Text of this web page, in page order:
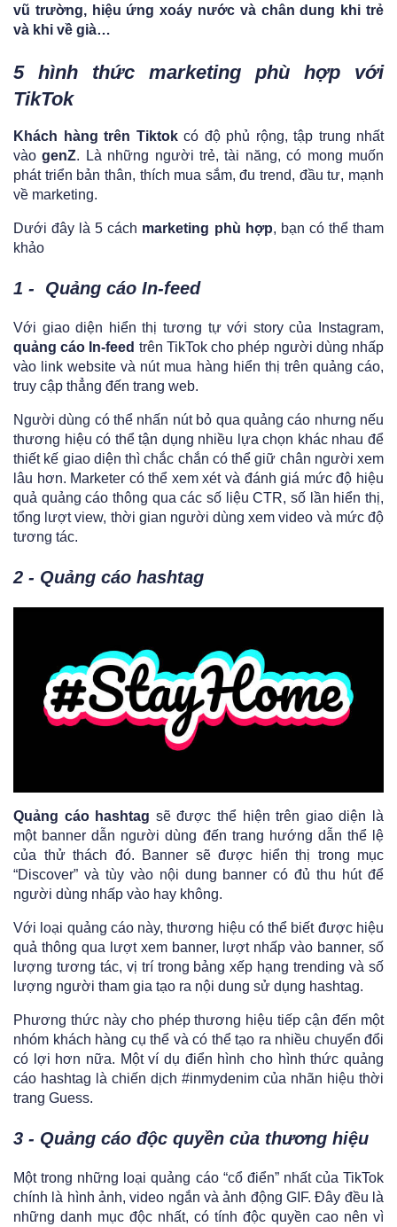
vũ trường, hiệu ứng xoáy nước và chân dung khi trẻ
và khi về già…
5 hình thức marketing phù hợp với
TikTok
Khách hàng trên Tiktokcó độ phủ rộng, tập trung nhất
vào genZ. Là những người trẻ, tài năng, có mong muốn
phát triển bản thân, thích mua sắm, đu trend, đầu tư, mạnh
về marketing.
Dưới đây là 5 cách marketing phù hợp, bạn có thể tham
khảo
1 - Quảng cáo In-feed
Với giao diện hiển thị tương tự với story của Instagram,
quảng cáo In-feed trên TikTok cho phép người dùng nhấp
vào link website và nút mua hàng hiển thị trên quảng cáo,
truy cập thẳng đến trang web.
Người dùng có thể nhấn nút bỏ qua quảng cáo nhưng nếu
thương hiệu có thể tận dụng nhiều lựa chọn khác nhau để
thiết kế giao diện thì chắc chắn có thể giữ chân người xem
lâu hơn. Marketer có thể xem xét và đánh giá mức độ hiệu
quả quảng cáo thông qua các số liệu CTR, số lần hiển thị,
tổng lượt view, thời gian người dùng xem video và mức độ
tương tác.
2 - Quảng cáo hashtag
Quảng cáo hashtag sẽ được thể hiện trên giao diện là
một banner dẫn người dùng đến trang hướng dẫn thể lệ
của thử thách đó. Banner sẽ được hiển thị trong mục
“Discover” và tùy vào nội dung banner có đủ thu hút để
người dùng nhấp vào hay không.
Với loại quảng cáo này, thương hiệu có thể biết được hiệu
quả thông qua lượt xem banner, lượt nhấp vào banner, số
lượng tương tác, vị trí trong bảng xếp hạng trending và số
lượng người tham gia tạo ra nội dung sử dụng hashtag.
Phương thức này cho phép thương hiệu tiếp cận đến một
nhóm khách hàng cụ thể và có thể tạo ra nhiều chuyển đổi
có lợi hơn nữa. Một ví dụ điển hình cho hình thức quảng
cáo hashtag là chiến dịch #inmydenim của nhãn hiệu thời
trang Guess.
3 - Quảng cáo độc quyền của thương hiệu
Một trong những loại quảng cáo “cổ điển” nhất của TikTok
chính là hình ảnh, video ngắn và ảnh động GIF. Đây đều là
những danh mục độc nhất, có tính độc quyền cao nên vì